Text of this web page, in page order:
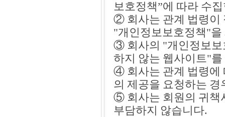
보호정책”에 따라 수
② 회사는 관계 법령이
"개인정보보호정책"
③ 회사의 "개인정보보
하지 않는 웹사이트"
④ 회사는 관계 법령에
의 제공을 요청하는
⑤ 회사는 회원의 귀책
부담하지 않습니다.